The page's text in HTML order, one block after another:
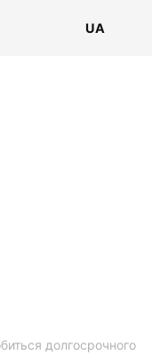
UA
долгосрочного